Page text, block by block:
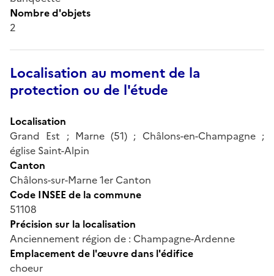
Nombre d'objets
2
Localisation au moment de la
protection ou de l'étude
Localisation
Grand Est ; Marne (51) ; Châlons-en-Champagne ;
église Saint-Alpin
Canton
Châlons-sur-Marne 1er Canton
Code INSEE de la commune
51108
Précision sur la localisation
Anciennement région de : Champagne-Ardenne
Emplacement de l'œuvre dans l'édifice
choeur